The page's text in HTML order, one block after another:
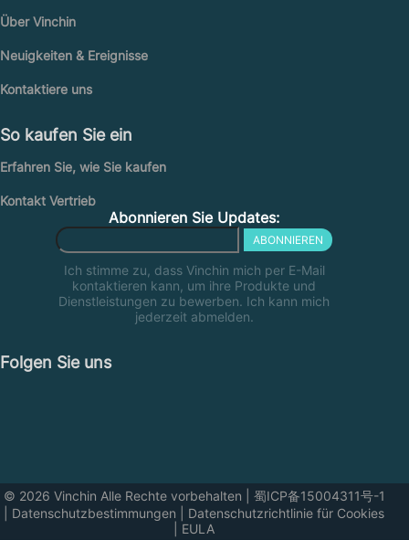
Über Vinchin
Neuigkeiten & Ereignisse
Kontaktiere uns
So kaufen Sie ein
Erfahren Sie, wie Sie kaufen
Kontakt Vertrieb
Abonnieren Sie Updates:
ABONNIEREN
Ich stimme zu, dass Vinchin mich per E-Mail
kontaktieren kann, um ihre Produkte und
Dienstleistungen zu bewerben. Ich kann mich
jederzeit abmelden.
Folgen Sie uns
© 2026 Vinchin Alle Rechte vorbehalten
蜀ICP备15004311号-1
Datenschutzbestimmungen
Datenschutzrichtlinie für Cookies
EULA